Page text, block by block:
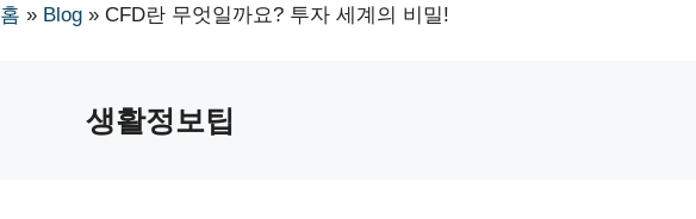
홈 » Blog » CFD란 무엇일까요? 투자 세계의 비밀!
생활정보팁